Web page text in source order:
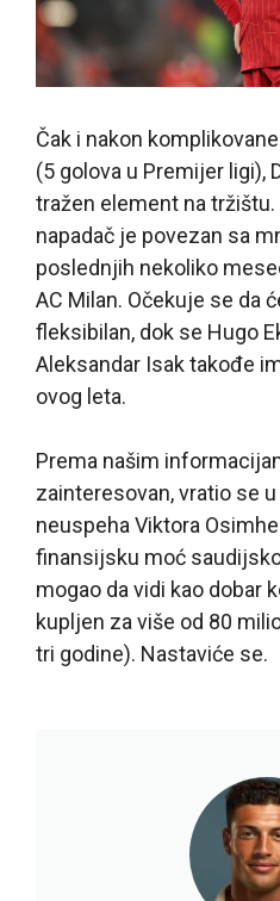
Čak i nakon
(5 golova u Premijer ligi),
tražen element na
napadač je povezan sa
poslednjih nekoliko
AC Milan. Očekuje se da
fleksibilan, dok se Hugo
Aleksandar Isak takođe
ovog leta.
Prema našim
zainteresovan, vratio se
neuspeha Viktora
finansijsku moć
mogao da vidi kao dobar
kupljen za više od 80
tri godine). Nastaviće se.